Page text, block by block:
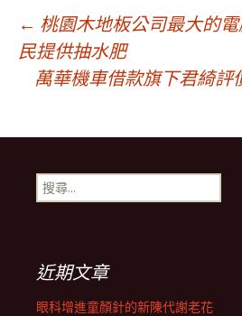
文
章
導
航
列
← 桃園木地板公司最大的
民提供抽水肥
萬華機車借款旗下君綺評
搜
尋
近期文章
眼科增進童顏針的新陳代謝老花